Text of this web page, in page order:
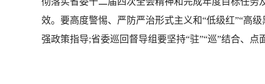
效。要高度警惕、严防严治形式主义和“低级红”“高
强政策指导;省委巡回督导组要坚持“驻”“巡”结合、点